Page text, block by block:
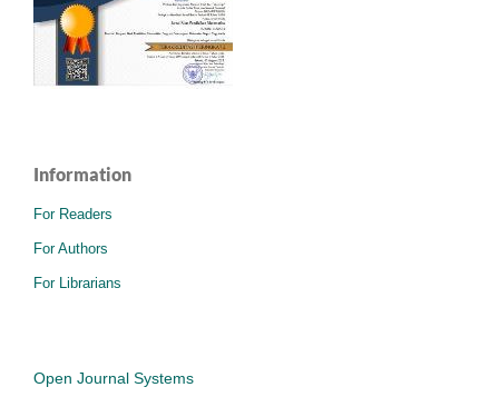
Information
For Readers
For Authors
For Librarians
Open Journal Systems